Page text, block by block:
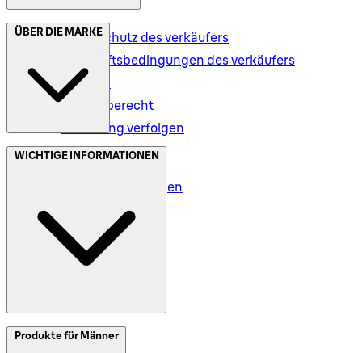
Datenschutz des verkäufers
Geschäftsbedingungen des verkäufers
Versand
Rückgaberecht
Bestellung verfolgen
ÜBER DIE MARKE
Datenschutz (DE)
Geschäftsbedingungen
Meine Daten (AT)
WICHTIGE INFORMATIONEN
SplitIt
Produkte für Männer